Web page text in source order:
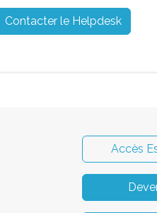
Contacter le Helpdesk
Accès